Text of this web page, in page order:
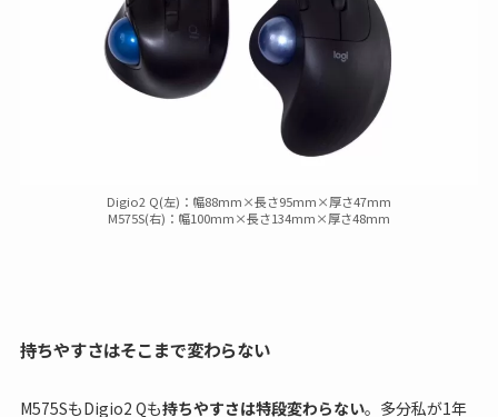
Digio2 Q(左)：幅88mm×長さ95mm×厚さ47mm
M575S(右)：幅100mm×長さ134mm×厚さ48mm
持ちやすさはそこまで変わらない
M575SもDigio2 Qも持ちやすさは特段変わらない。多分私が1年